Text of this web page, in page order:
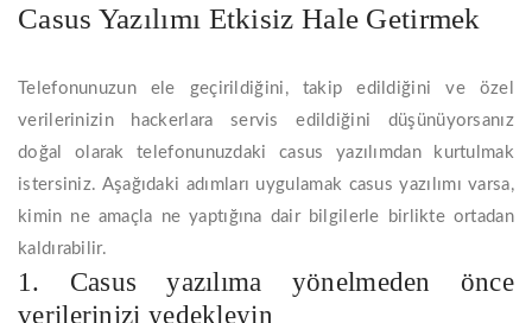
Casus Yazılımı Etkisiz Hale Getirmek
Telefonunuzun ele geçirildiğini, takip edildiğini ve özel
verilerinizin hackerlara servis edildiğini düşünüyorsanız
doğal olarak telefonunuzdaki casus yazılımdan kurtulmak
istersiniz. Aşağıdaki adımları uygulamak casus yazılımı varsa,
kimin ne amaçla ne yaptığına dair bilgilerle birlikte ortadan
kaldırabilir.
1. Casus yazılıma yönelmeden önce
verilerinizi yedekleyin